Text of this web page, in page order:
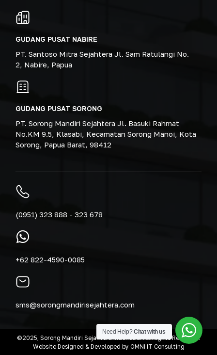
GUDANG PUSAT NABIRE
PT. Santoso Mitra Sejahtera Jl. Sam Ratulangi No.
2, Nabire, Papua
GUDANG PUSAT SORONG
PT. Sorong Mandiri Sejahtera Jl. Basuki Rahmat
No.KM 9.5, Klasabi, Kecamatan Sorong Manoi, Kota
Sorong, Papua Barat, 98412
(0951) 323 888 - 323 678
+62 822-4590-0085
sms@sorongmandirisejahtera.com
©2025, Sorong Mandiri Sejahtera Indonesia. All Rights Reserved.
Website Designed & Developed by OMNI IT Consulting
Need Help?Chat with us